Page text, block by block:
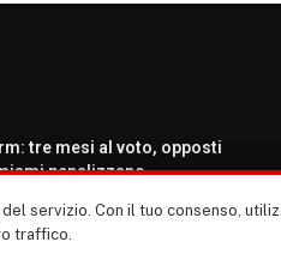
tre mesi al voto, opposti
penalizzano
5, 2026
servizio. Con il tuo consenso,
traffico.